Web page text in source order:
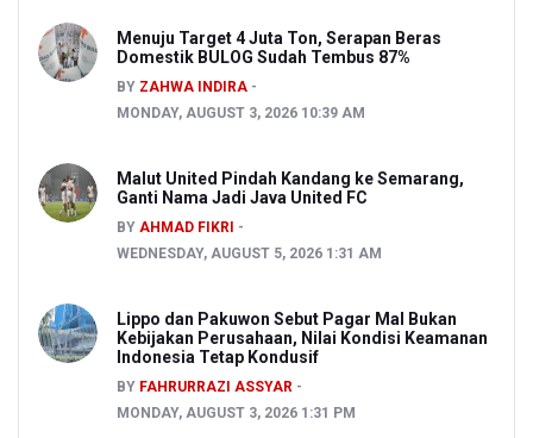
Menuju Target 4 Juta Ton, Serapan Beras
Domestik BULOG Sudah Tembus 87%
BY ZAHWA INDIRA
MONDAY, AUGUST 3, 2026 10:39 AM
Malut United Pindah Kandang ke Semarang,
Ganti Nama Jadi Java United FC
BY AHMAD FIKRI
WEDNESDAY, AUGUST 5, 2026 1:31 AM
Lippo dan Pakuwon Sebut Pagar Mal Bukan
Kebijakan Perusahaan, Nilai Kondisi Keamanan
Indonesia Tetap Kondusif
BY FAHRURRAZI ASSYAR
MONDAY, AUGUST 3, 2026 1:31 PM